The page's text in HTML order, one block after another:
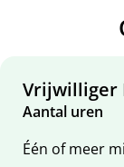
Vrijwilliger
Aantal uren
Één of meer